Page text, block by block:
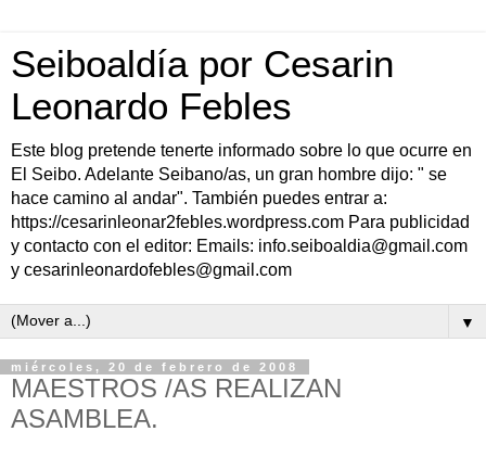
Seiboaldía por Cesarin
Leonardo Febles
Este blog pretende tenerte informado sobre lo que ocurre en
El Seibo. Adelante Seibano/as, un gran hombre dijo: " se
hace camino al andar". También puedes entrar a:
https://cesarinleonar2febles.wordpress.com Para publicidad
y contacto con el editor: Emails: info.seiboaldia@gmail.com
y cesarinleonardofebles@gmail.com
▼
miércoles, 20 de febrero de 2008
MAESTROS /AS REALIZAN
ASAMBLEA.